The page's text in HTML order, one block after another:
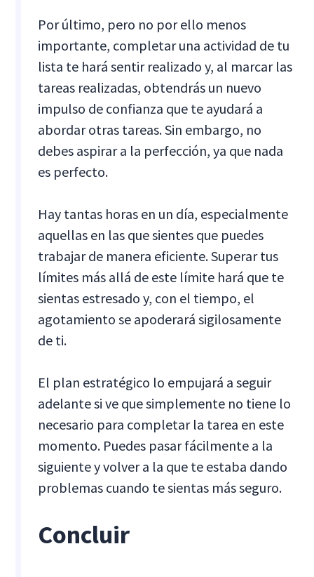
Por último, pero no por ello menos
importante, completar una actividad de tu
lista te hará sentir realizado y, al marcar las
tareas realizadas, obtendrás un nuevo
impulso de confianza que te ayudará a
abordar otras tareas. Sin embargo, no
debes aspirar a la perfección, ya que nada
es perfecto.
Hay tantas horas en un día, especialmente
aquellas en las que sientes que puedes
trabajar de manera eficiente. Superar tus
límites más allá de este límite hará que te
sientas estresado y, con el tiempo, el
agotamiento se apoderará sigilosamente
de ti.
El plan estratégico lo empujará a seguir
adelante si ve que simplemente no tiene lo
necesario para completar la tarea en este
momento. Puedes pasar fácilmente a la
siguiente y volver a la que te estaba dando
problemas cuando te sientas más seguro.
Concluir